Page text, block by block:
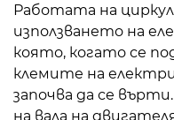
Работата на
използването на
която, когато се
клемите на
започва да се
на вала на